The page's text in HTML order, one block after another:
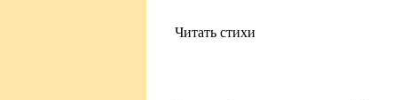
Читать стихи